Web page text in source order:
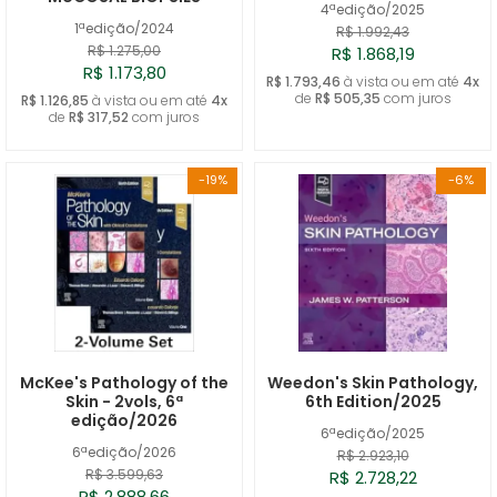
1ªedição/2024
R$ 1.275,00
R$ 1.173,80
R$ 1.126,85 à vista ou em até 4x
de R$ 317,52 com juros
4ªedição/2025
R$ 1.992,43
R$ 1.868,19
R$ 1.793,46 à vista ou em até 4x
de R$ 505,35 com juros
-19%
6ªedição/2026
McKee's Pathology of the
Skin - 2vols, 6ª
edição/2026
R$ 3.599,63
-6%
6ªedição/2025
Weedon's Skin Pathology,
6th Edition/2025
R$ 2.923,10
R$ 2.728,22